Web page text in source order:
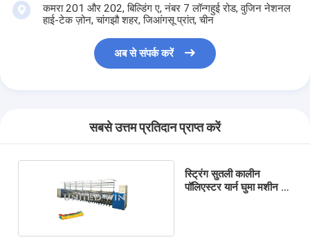
कमरा 201 और 202, बिल्डिंग ए, नंबर 7 लॉन्गहुई रोड, वुजिन नेशनल
हाई-टेक ज़ोन, चांगझौ शहर, जिआंगसू प्रांत, चीन
अब से संपर्क करें
सबसे उत्तम प्रतिदान प्राप्त करें
स्ट्रिंग सुतली कालीन
पॉलिएस्टर यार्न घुमा मशीन दो